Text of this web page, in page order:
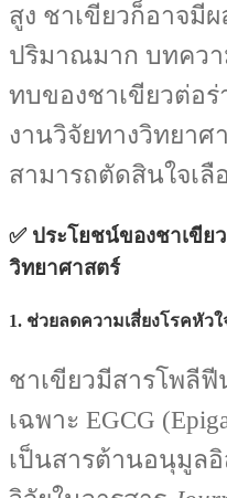
สูง ชาเขียวก็อาจมี
ปริมาณมาก บทควา
ทบของชาเขียวต่อร่
งานวิจัยทางวิทยา
สามารถตัดสินใจเ
✅ ประโยชน์ของชาเขีย
วิทยาศาสตร์
1. ช่วยลดความเสี่ยงโรคหัว
ชาเขียวมีสารโพลีฟี
เฉพาะ EGCG
เป็นสารต้านอนุมูล